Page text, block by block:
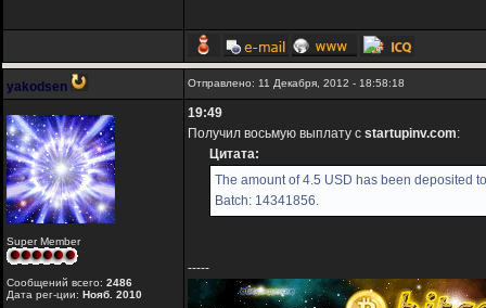
yakodsen Отправлено: 11 Декабря, 2012 - 18:58:18
Super Member
Сообщений всего: 2486
Дата рег-ции: Нояб. 2010
19:49
Получил восьмую выплату с startupinv.com:
Цитата:
The amount of 4.5 USD has been deposited
Batch: 14341856.
-----